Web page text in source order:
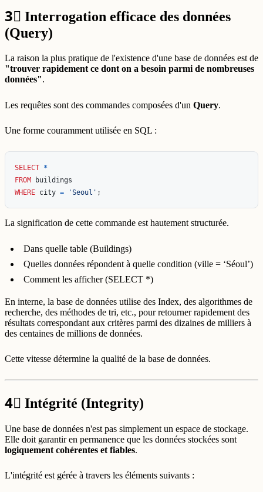
3⃣ Interrogation efficace des données
(Query)
La raison la plus pratique de l'existence d'une base de données est de
"trouver rapidement ce dont on a besoin parmi de nombreuses
données".
Les requêtes sont des commandes composées d'un Query.
Une forme couramment utilisée en SQL :
SELECT *
FROM
buildings
WHERE city = 'Seoul' ;
La signification de cette commande est hautement structurée.
Dans quelle table (Buildings)
Quelles données répondent à quelle condition (ville = ‘Séoul’)
Comment les afficher (SELECT *)
En interne, la base de données utilise des Index, des algorithmes de
recherche, des méthodes de tri, etc., pour retourner rapidement des
résultats correspondant aux critères parmi des dizaines de milliers à
des centaines de millions de données.
Cette vitesse détermine la qualité de la base de données.
4⃣ Intégrité (Integrity)
Une base de données n'est pas simplement un espace de stockage.
Elle doit garantir en permanence que les données stockées sont
logiquement cohérentes et fiables.
L'intégrité est gérée à travers les éléments suivants :